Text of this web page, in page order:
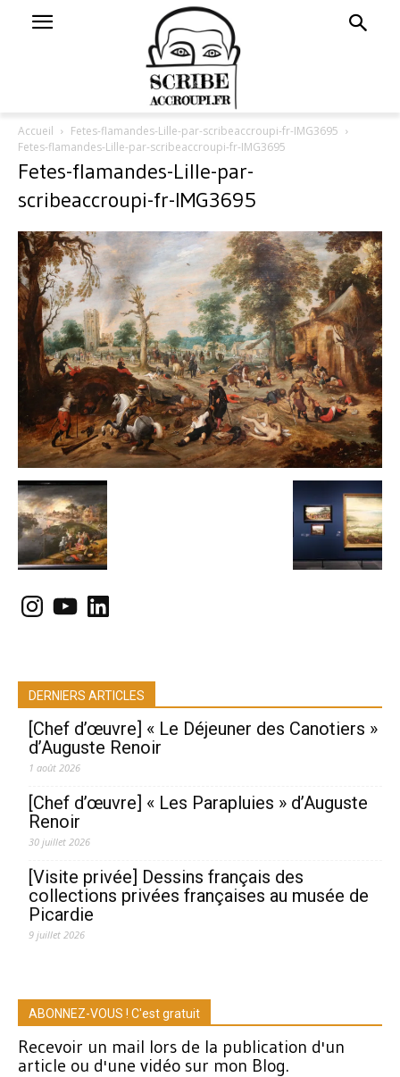
Accueil
Fetes-flamandes-Lille-par-scribeaccroupi-fr-IMG3695
Fetes-flamandes-Lille-par-scribeaccroupi-fr-IMG3695
Fetes-flamandes-Lille-par-
scribeaccroupi-fr-IMG3695
Instagram
YouTubeLinkedIn
DERNIERS ARTICLES
[Chef d’œuvre] « Le Déjeuner des Canotiers »
d’Auguste Renoir
1 août 2026
[Chef d’œuvre] « Les Parapluies » d’Auguste
Renoir
30 juillet 2026
[Visite privée] Dessins français des
collections privées françaises au musée de
Picardie
9 juillet 2026
ABONNEZ-VOUS ! C'est gratuit
Recevoir un mail lors de la publication d'un
article ou d'une vidéo sur mon Blog.